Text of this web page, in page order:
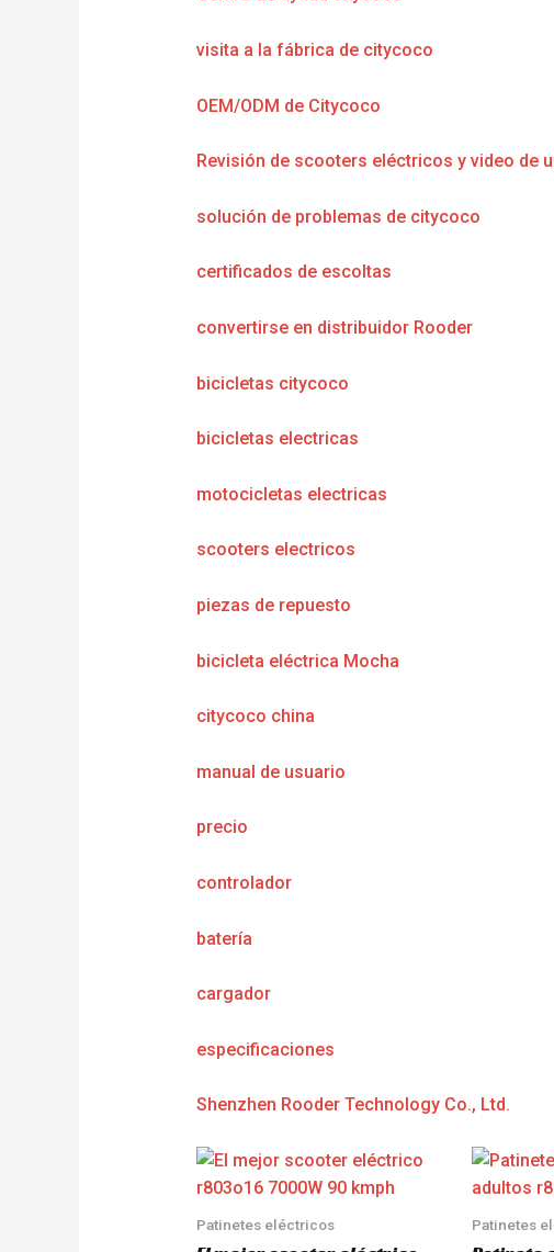
visita a la fábrica de citycoco
OEM/ODM de Citycoco
Revisión de scooters eléctricos y video de
solución de problemas de citycoco
certificados de escoltas
convertirse en distribuidor Rooder
bicicletas citycoco
bicicletas electricas
motocicletas electricas
scooters electricos
piezas de repuesto
bicicleta eléctrica Mocha
citycoco china
manual de usuario
precio
controlador
batería
cargador
especificaciones
Shenzhen Rooder Technology Co., Ltd.
Patinetes eléctricos Patinetes